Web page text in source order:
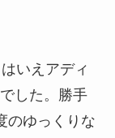
いえアディ
した。勝手
のゆっくりな